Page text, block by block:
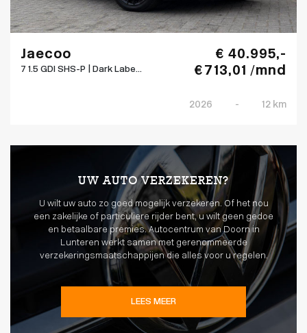
Jaecoo
7 1.5 GDI SHS-P | Dark Labe...
€ 40.995,-
€ 713,01 /mnd
2026 - 12 km
UW AUTO VERZEKEREN?
U wilt uw auto zo goed mogelijk verzekeren. Of het nou
een zakelijke of particuliere rijder bent, u wilt geen gedoe
en betaalbare premies. Autocentrum van Doorn in
Lunteren werkt samen met gerenommeerde
verzekeringsmaatschappijen die alles voor u regelen.
LEES MEER